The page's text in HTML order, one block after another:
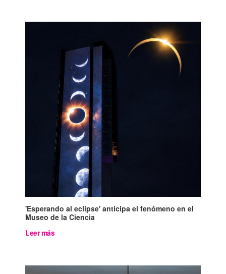
'Esperando al eclipse' anticipa el fenómeno en el
Museo de la Ciencia
Leer más